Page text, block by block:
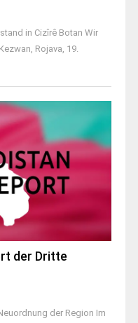
in Cizîrê Botan Wir
Rojava, 19.
der Dritte
der Region Im